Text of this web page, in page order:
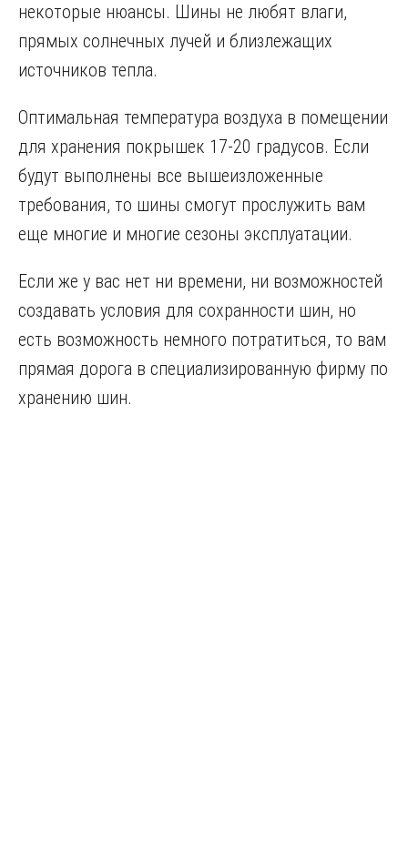
некоторые нюансы. Шины не любят влаги,
прямых солнечных лучей и близлежащих
источников тепла.
Оптимальная температура воздуха в помещении
для хранения покрышек 17-20 градусов. Если
будут выполнены все вышеизложенные
требования, то шины смогут прослужить вам
еще многие и многие сезоны эксплуатации.
Если же у вас нет ни времени, ни возможностей
создавать условия для сохранности шин, но
есть возможность немного потратиться, то вам
прямая дорога в специализированную фирму по
хранению шин.